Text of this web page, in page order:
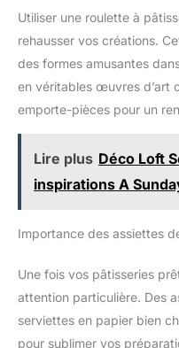
vous, votre famille, votre
Utiliser une roulette à
rehausser vos créations.
des formes amusantes
en véritables œuvres d’art
emporte-pièces pour un
Lire plus Déco Loft
inspirations A
Importance des assiettes
Une fois vos pâtisseries
attention particulière. Des
serviettes en papier bien
pour sublimer vos